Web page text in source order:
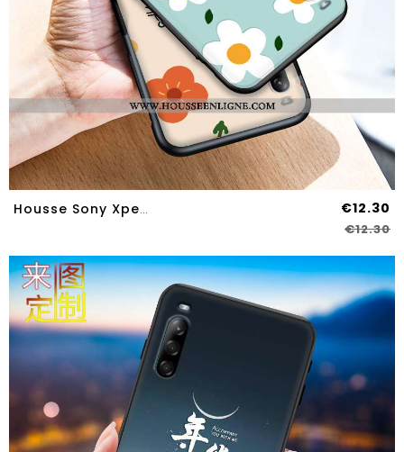
Housse Sony Xperia L4 Tendance Silicone Créatif Bleu Tout Compris Personnalisé Téléphone Portable €12.30
€12.30